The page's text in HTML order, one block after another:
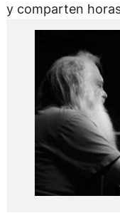
y comparten